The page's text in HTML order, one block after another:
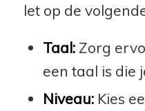
let op de
Taal:Zorg
een taal is die
Niveau:Kies